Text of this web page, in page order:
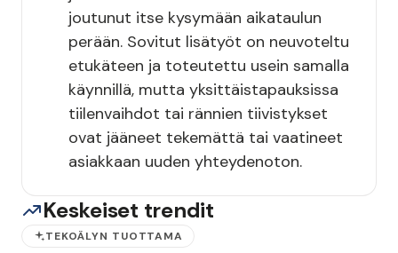
joutunut itse kysymään aikataulun
perään. Sovitut lisätyöt on neuvoteltu
etukäteen ja toteutettu usein samalla
käynnillä, mutta yksittäistapauksissa
tiilenvaihdot tai rännien tiivistykset
ovat jääneet tekemättä tai vaatineet
asiakkaan uuden yhteydenoton.
Keskeiset trendit
TEKOÄLYN TUOTTAMA